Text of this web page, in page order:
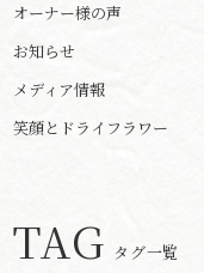
オーナー様の声
お知らせ
メディア情報
笑顔とドライフラワー
TAG タグ一覧